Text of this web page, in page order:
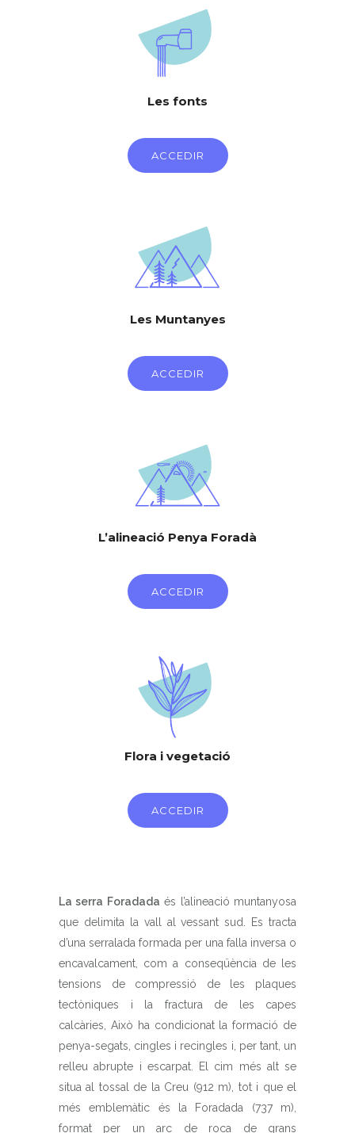
Les fonts
ACCEDIR
Les Muntanyes
ACCEDIR
L’alineació Penya Foradà
ACCEDIR
Flora i vegetació
ACCEDIR
La serra Foradada és l’alineació muntanyosa
que delimita la vall al vessant sud. Es tracta
d’una serralada formada per una falla inversa o
encavalcament, com a conseqüència de les
tensions de compressió de les plaques
tectòniques i la fractura de les capes
calcàries, Això ha condicionat la formació de
penya-segats, cingles i recingles i, per tant, un
relleu abrupte i escarpat. El cim més alt se
situa al tossal de la Creu (912 m), tot i que el
més emblemàtic és la Foradada (737 m),
format per un arc de roca de grans